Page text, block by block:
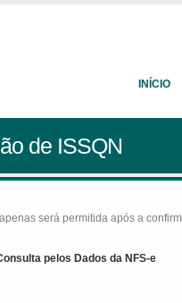
INÍCIO
de ISSQN
será permitida após a
pelos Dados da NFS-e